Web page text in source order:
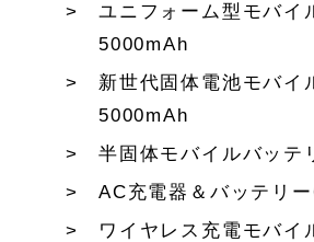
ユニフォーム型モバイ
5000mAh
新世代固体電池モバイ
5000mAh
半固体モバイルバッテ
AC充電器＆バッテリ
ワイヤレス充電モバイ